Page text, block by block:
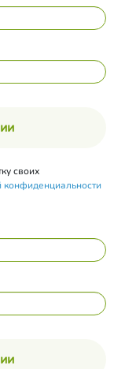
своих
конфиденциальности